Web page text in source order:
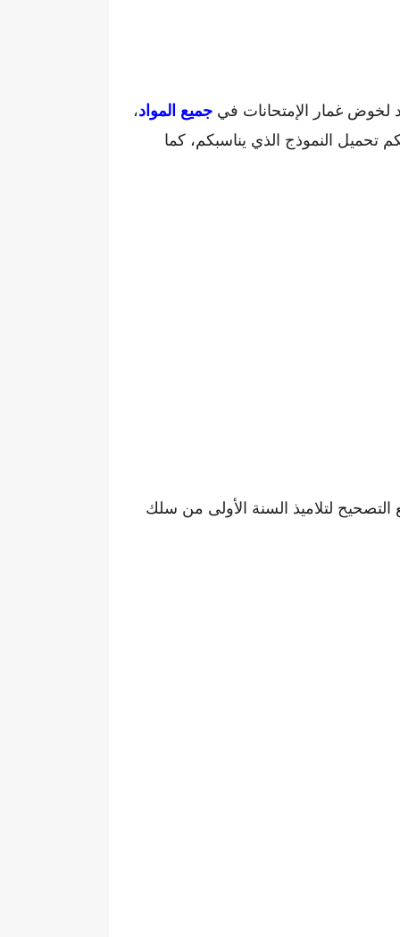
لخوض غمار الإمتحانات في جميع المواد،
النموذج الذي يناسبكم، كما
التصحيح لتلاميذ السنة الأولى من سلك